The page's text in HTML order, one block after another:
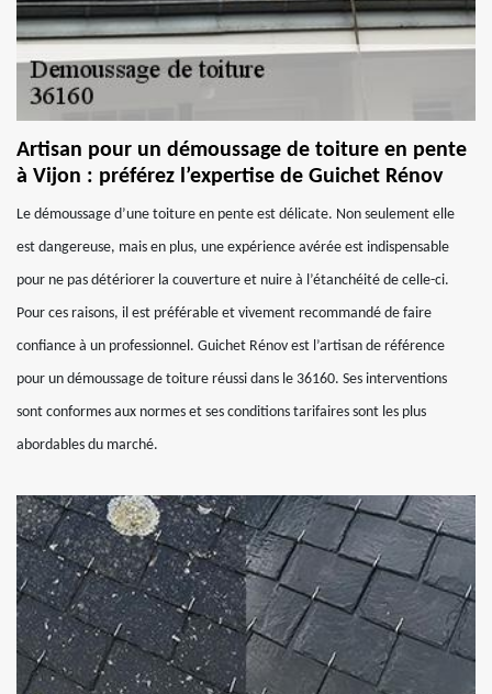
Artisan pour un démoussage de toiture en pente
à Vijon : préférez l’expertise de Guichet Rénov
Le démoussage d’une toiture en pente est délicate. Non seulement elle
est dangereuse, mais en plus, une expérience avérée est indispensable
pour ne pas détériorer la couverture et nuire à l’étanchéité de celle-ci.
Pour ces raisons, il est préférable et vivement recommandé de faire
confiance à un professionnel. Guichet Rénov est l’artisan de référence
pour un démoussage de toiture réussi dans le 36160. Ses interventions
sont conformes aux normes et ses conditions tarifaires sont les plus
abordables du marché.